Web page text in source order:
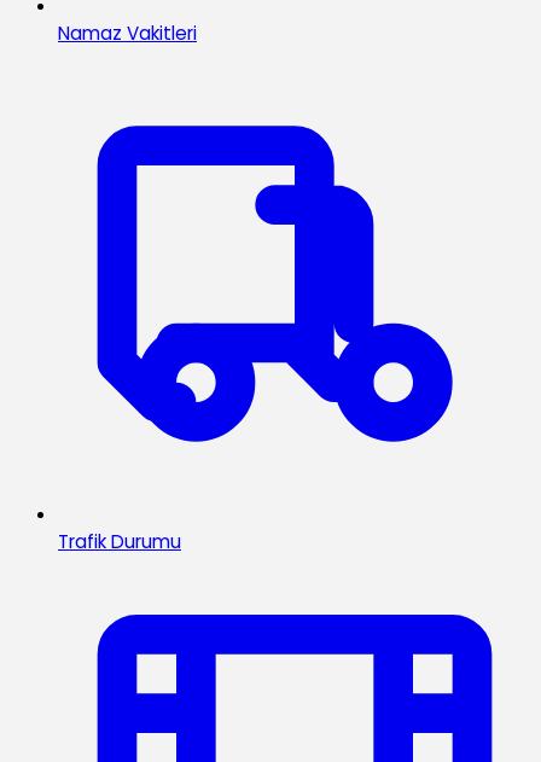
Namaz Vakitleri
Trafik Durumu